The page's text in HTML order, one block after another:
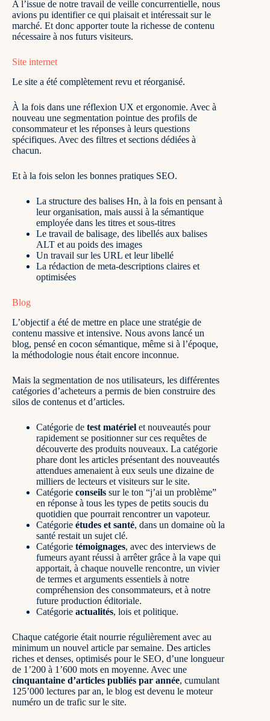
A l’issue de notre travail de veille concurrentielle, nous
avions pu identifier ce qui plaisait et intéressait sur le
marché. Et donc apporter toute la richesse de contenu
nécessaire à nos futurs visiteurs.
Site internet
Le site a été complètement revu et réorganisé.
À la fois dans une réflexion UX et ergonomie. Avec à
nouveau une segmentation pointue des profils de
consommateur et les réponses à leurs questions
spécifiques. Avec des filtres et sections dédiées à
chacun.
Et à la fois selon les bonnes pratiques SEO.
La structure des balises Hn, à la fois en pensant à
leur organisation, mais aussi à la sémantique
employée dans les titres et sous-titres
Le travail de balisage, des libellés aux balises
ALT et au poids des images
Un travail sur les URL et leur libellé
La rédaction de meta-descriptions claires et
optimisées
Blog
L’objectif a été de mettre en place une stratégie de
contenu massive et intensive. Nous avons lancé un
blog, pensé en cocon sémantique, même si à l’époque,
la méthodologie nous était encore inconnue.
Mais la segmentation de nos utilisateurs, les différentes
catégories d’acheteurs a permis de bien construire des
silos de contenus et d’articles.
Catégorie de test matériel et nouveautés pour
rapidement se positionner sur ces requêtes de
découverte des produits nouveaux. La catégorie
phare dont les articles présentant des nouveautés
attendues amenaient à eux seuls une dizaine de
milliers de lecteurs et visiteurs sur le site.
Catégorie conseils sur le ton “j’ai un problème”
en réponse à tous les types de petits soucis du
quotidien que pourrait rencontrer un vapoteur.
Catégorie études et santé, dans un domaine où la
santé restait un sujet clé.
Catégorie témoignages, avec des interviews de
fumeurs ayant réussi à arrêter grâce à la vape qui
apportait, à chaque nouvelle rencontre, un vivier
de termes et arguments essentiels à notre
compréhension des consommateurs, et à notre
future production éditoriale.
Catégorie actualités, lois et politique.
Chaque catégorie était nourrie régulièrement avec au
minimum un nouvel article par semaine. Des articles
riches et denses, optimisés pour le SEO, d’une longueur
de 1’200 à 1’600 mots en moyenne. Avec une
cinquantaine d’articles publiés par année, cumulant
125’000 lectures par an, le blog est devenu le moteur
numéro un de trafic sur le site.